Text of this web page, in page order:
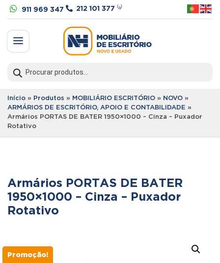
 911 969 347  212 101 377 ⁽ᵃ⁾
a
search
Início » Produtos » MOBILIÁRIO ESCRITÓRIO » NOVO »
ARMÁRIOS DE ESCRITÓRIO, APOIO E CONTABILIDADE »
Armários PORTAS DE BATER 1950×1000 – Cinza – Puxador
Rotativo
Armários PORTAS DE BATER
1950×1000 – Cinza – Puxador
Rotativo
Promoção!